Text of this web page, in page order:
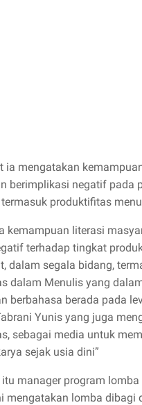
ia mengatakan
berimplikasi negatif pada
termasuk produktifitas
kemampuan literasi
terhadap tingkat
dalam segala bidang,
dalam Menulis yang
berbahasa berada pada
Yunis yang juga
sebagai media untuk
sejak usia dini”
manager program lomba
mengatakan lomba dibagi